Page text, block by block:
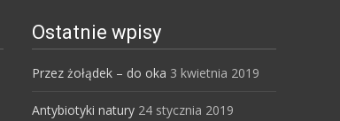
Ostatnie wpisy
Przez żołądek – do oka 3 kwietnia 2019
Antybiotyki natury 24 stycznia 2019